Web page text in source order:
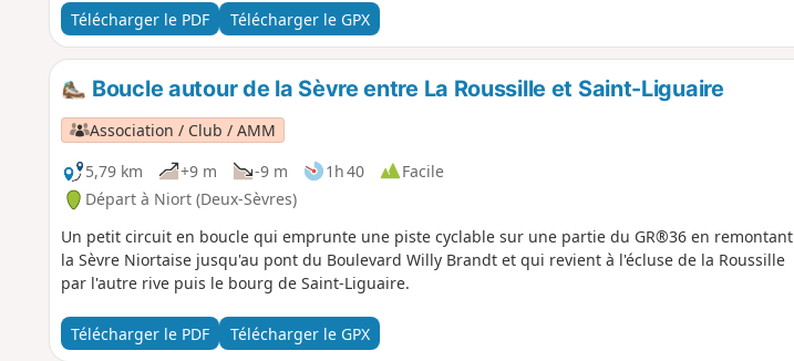
Télécharger le PDF Télécharger le GPX
Boucle autour de la Sèvre entre La Roussille et Saint-Liguaire
Association / Club / AMM
5,79 km
+9 m -9 m 1h 40
Facile
Départ à Niort (Deux-Sèvres)
Un petit circuit en boucle qui emprunte une piste cyclable sur une partie du GR®36 en remontant
la Sèvre Niortaise jusqu'au pont du Boulevard Willy Brandt et qui revient à l'écluse de la Roussille
par l'autre rive puis le bourg de Saint-Liguaire.
Télécharger le PDF Télécharger le GPX